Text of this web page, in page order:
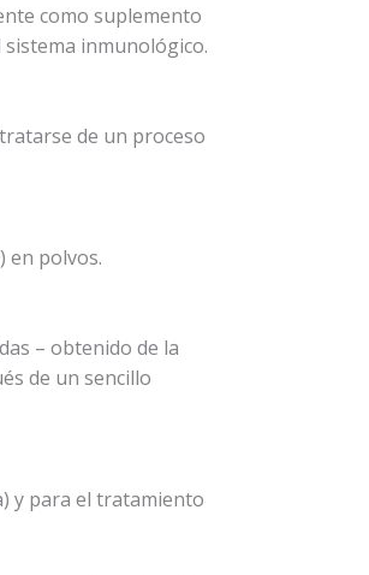
como suplemento
inmunológico.
de un proceso
en polvos.
– obtenido de la
de un sencillo
y para el tratamiento